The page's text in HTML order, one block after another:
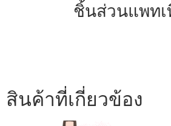
ชิ้นส่วนแพท
สินค้าที่เกี่ยวข้อง